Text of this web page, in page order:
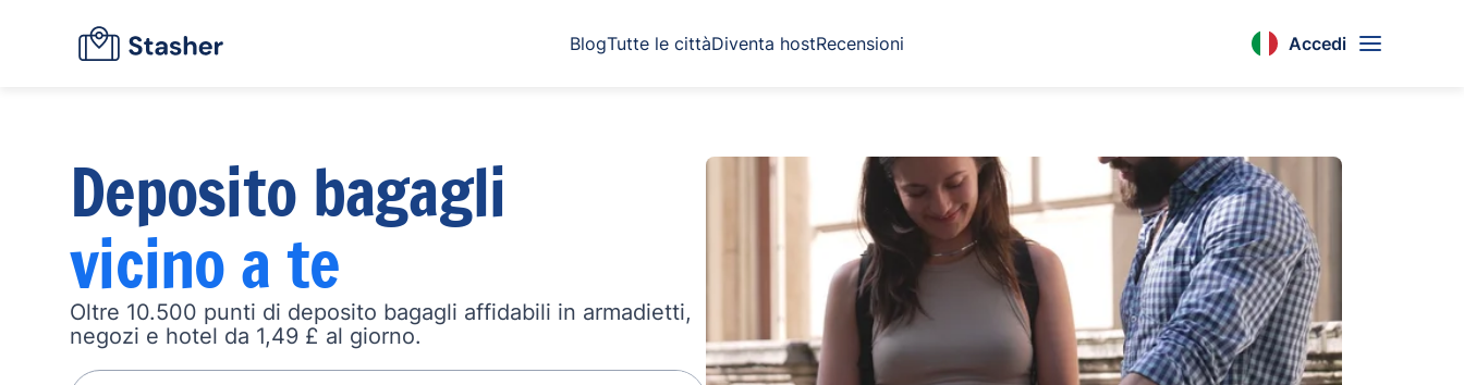
BlogTutte le cittàDiventa hostRecensioni Accedi
Deposito bagagli
vicino a te
Oltre 10.500 punti di deposito bagagli affidabili in armadietti,
negozi e hotel da 1,49 £ al giorno.